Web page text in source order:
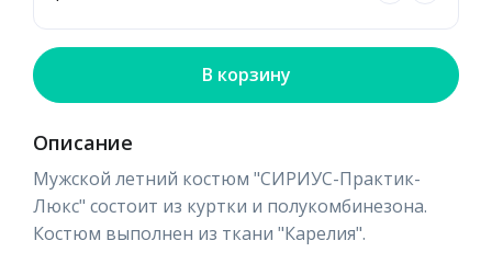
В корзину
Описание
Мужской летний костюм "СИРИУС-Практик-
Люкс" состоит из куртки и полукомбинезона.
Костюм выполнен из ткани "Карелия".